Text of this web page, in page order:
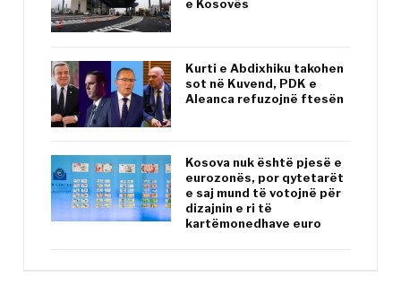
e Kosovës
Kurti e Abdixhiku takohen
sot në Kuvend, PDK e
Aleanca refuzojnë ftesën
Kosova nuk është pjesë e
eurozonës, por qytetarët
e saj mund të votojnë për
dizajnin e ri të
kartëmonedhave euro